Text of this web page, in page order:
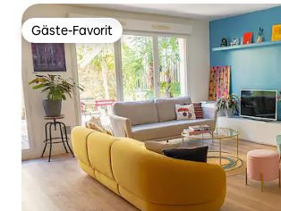
Gäste-Favorit
Gäste-Favorit